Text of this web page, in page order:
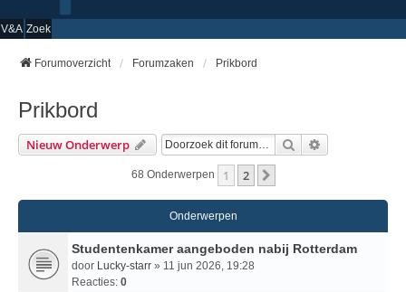
V&A Zoek
Forumoverzicht Forumzaken Prikbord
Prikbord
Nieuw Onderwerp Zoek
68 Onderwerpen 1 2
Onderwerpen
Studentenkamer aangeboden nabij Rotterdam
door Lucky-starr » 11 jun 2026, 19:28
Reacties: 0